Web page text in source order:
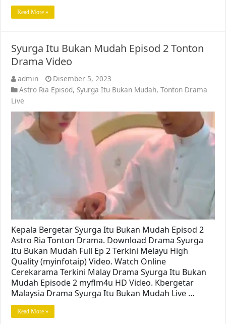
Read More »
Syurga Itu Bukan Mudah Episod 2 Tonton
Drama Video
admin
Disember 5, 2023
Astro Ria Episod, Syurga Itu Bukan Mudah,Tonton Drama
Live
Kepala Bergetar Syurga Itu Bukan Mudah Episod 2
Astro Ria Tonton Drama. Download Drama Syurga
Itu Bukan Mudah Full Ep 2 Terkini Melayu High
Quality (myinfotaip) Video. Watch Online
Cerekarama Terkini Malay Drama Syurga Itu Bukan
Mudah Episode 2 myflm4u HD Video. Kbergetar
Malaysia Drama Syurga Itu Bukan Mudah Live …
Read More »